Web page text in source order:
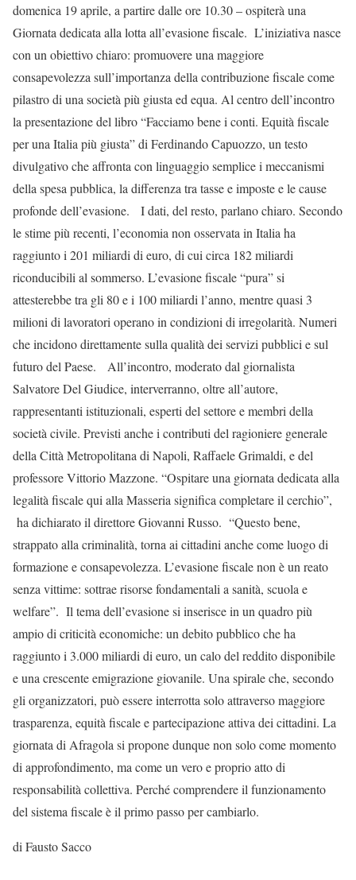
domenica 19 aprile, a partire dalle ore 10.30 – ospiterà una
Giornata dedicata alla lotta all’evasione fiscale. L’iniziativa nasce
con un obiettivo chiaro: promuovere una maggiore
consapevolezza sull’importanza della contribuzione fiscale come
pilastro di una società più giusta ed equa. Al centro dell’incontro
la presentazione del libro “Facciamo bene i conti. Equità fiscale
per una Italia più giusta” di Ferdinando Capuozzo, un testo
divulgativo che affronta con linguaggio semplice i meccanismi
della spesa pubblica, la differenza tra tasse e imposte e le cause
profonde dell’evasione. I dati, del resto, parlano chiaro. Secondo
le stime più recenti, l’economia non osservata in Italia ha
raggiunto i 201 miliardi di euro, di cui circa 182 miliardi
riconducibili al sommerso. L’evasione fiscale “pura” si
attesterebbe tra gli 80 e i 100 miliardi l’anno, mentre quasi 3
milioni di lavoratori operano in condizioni di irregolarità. Numeri
che incidono direttamente sulla qualità dei servizi pubblici e sul
futuro del Paese. All’incontro, moderato dal giornalista
Salvatore Del Giudice, interverranno, oltre all’autore,
rappresentanti istituzionali, esperti del settore e membri della
società civile. Previsti anche i contributi del ragioniere generale
della Città Metropolitana di Napoli, Raffaele Grimaldi, e del
professore Vittorio Mazzone. “Ospitare una giornata dedicata alla
legalità fiscale qui alla Masseria significa completare il cerchio”,
ha dichiarato il direttore Giovanni Russo. “Questo bene,
strappato alla criminalità, torna ai cittadini anche come luogo di
formazione e consapevolezza. L’evasione fiscale non è un reato
senza vittime: sottrae risorse fondamentali a sanità, scuola e
welfare”. Il tema dell’evasione si inserisce in un quadro più
ampio di criticità economiche: un debito pubblico che ha
raggiunto i 3.000 miliardi di euro, un calo del reddito disponibile
e una crescente emigrazione giovanile. Una spirale che, secondo
gli organizzatori, può essere interrotta solo attraverso maggiore
trasparenza, equità fiscale e partecipazione attiva dei cittadini. La
giornata di Afragola si propone dunque non solo come momento
di approfondimento, ma come un vero e proprio atto di
responsabilità collettiva. Perché comprendere il funzionamento
del sistema fiscale è il primo passo per cambiarlo.
di Fausto Sacco